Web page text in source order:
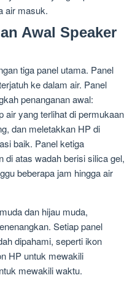
air masuk.
Awal Speaker
tiga panel utama. Panel
ke dalam air. Panel
penanganan awal:
air yang terlihat di permukaan
dan meletakkan HP di
baik. Panel ketiga
di atas wadah berisi silica gel,
beberapa jam hingga air
dan hijau muda,
Setiap panel
dipahami, seperti ikon
HP untuk mewakili
mewakili waktu.